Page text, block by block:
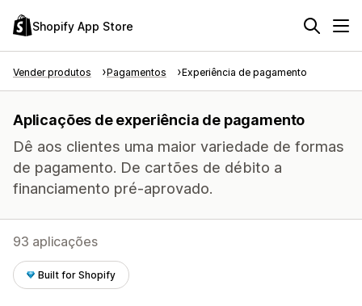
Shopify App Store
Vender produtos Pagamentos Experiência de pagamento
Aplicações de experiência de pagamento
Dê aos clientes uma maior variedade de formas
de pagamento. De cartões de débito a
financiamento pré-aprovado.
93 aplicações
Built for Shopify